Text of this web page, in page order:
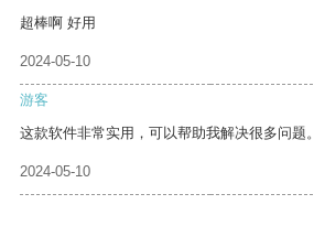
超棒啊 好用
2024-05-10
游客
这款软件非常实用，可以帮助我解决很多问题。
2024-05-10